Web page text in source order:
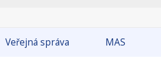
Veřejná správa MAS